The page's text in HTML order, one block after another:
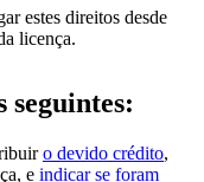
estes direitos desde
licença.
seguintes:
o devido crédito,
e indicar se foram